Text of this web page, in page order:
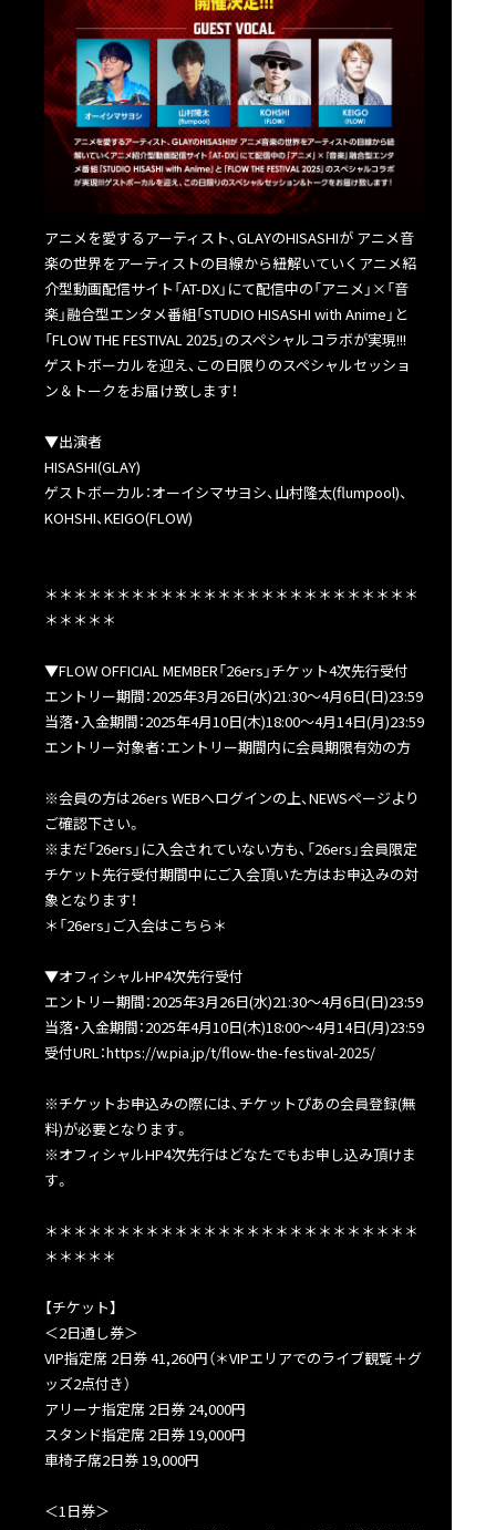
アニメを愛するアーティスト、GLAYのHISASHIが アニメ音
楽の世界をアーティストの目線から紐解いていくアニメ紹
介型動画配信サイト「AT-DX」にて配信中の「アニメ」×「音
楽」融合型エンタメ番組「STUDIO HISASHI with Anime」と
「FLOW THE FESTIVAL 2025」のスペシャルコラボが実現!!!
ゲストボーカルを迎え、この日限りのスペシャルセッショ
ン＆トークをお届け致します！
▼出演者
HISASHI(GLAY)
ゲストボーカル：オーイシマサヨシ、山村隆太(flumpool)、
KOHSHI、KEIGO(FLOW)
＊＊＊＊＊＊＊＊＊＊＊＊＊＊＊＊＊＊＊＊＊＊＊＊＊＊
＊＊＊＊＊
▼FLOW OFFICIAL MEMBER「26ers」チケット4次先行受付
エントリー期間：2025年3月26日(水)21:30～4月6日(日)23:59
当落・入金期間：2025年4月10日(木)18:00～4月14日(月)23:59
エントリー対象者：エントリー期間内に会員期限有効の方
※会員の方は26ers WEBへログインの上、NEWSページより
ご確認下さい。
※まだ「26ers」に入会されていない方も、「26ers」会員限定
チケット先行受付期間中にご入会頂いた方はお申込みの対
象となります！
＊「26ers」ご入会はこちら＊
▼オフィシャルHP4次先行受付
エントリー期間：2025年3月26日(水)21:30～4月6日(日)23:59
当落・入金期間：2025年4月10日(木)18:00～4月14日(月)23:59
受付URL：https://w.pia.jp/t/flow-the-festival-2025/
※チケットお申込みの際には、チケットぴあの会員登録(無
料)が必要となります。
※オフィシャルHP4次先行はどなたでもお申し込み頂けま
す。
＊＊＊＊＊＊＊＊＊＊＊＊＊＊＊＊＊＊＊＊＊＊＊＊＊＊
＊＊＊＊＊
【チケット】
＜2日通し券＞
VIP指定席 2日券 41,260円（＊VIPエリアでのライブ観覧＋グ
ッズ2点付き）
アリーナ指定席 2日券 24,000円
スタンド指定席 2日券 19,000円
車椅子席2日券 19,000円
＜1日券＞